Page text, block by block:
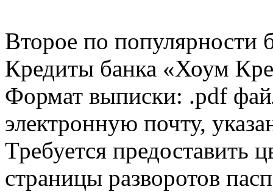
Второе по популярности
Кредиты банка «Хоум
Формат выписки: .pdf
электронную почту,
Требуется предоставить
страницы разворотов